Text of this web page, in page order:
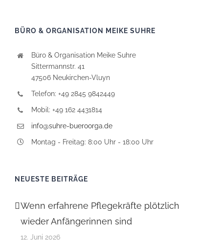
BÜRO & ORGANISATION MEIKE SUHRE
Büro & Organisation Meike Suhre
Sittermannstr. 41
47506 Neukirchen-Vluyn
Telefon: +49 2845 9842449
Mobil: +49 162 4431814
info@suhre-bueroorga.de
Montag - Freitag: 8:00 Uhr - 18:00 Uhr
NEUESTE BEITRÄGE
Wenn erfahrene Pflegekräfte plötzlich
wieder Anfängerinnen sind
12. Juni 2026